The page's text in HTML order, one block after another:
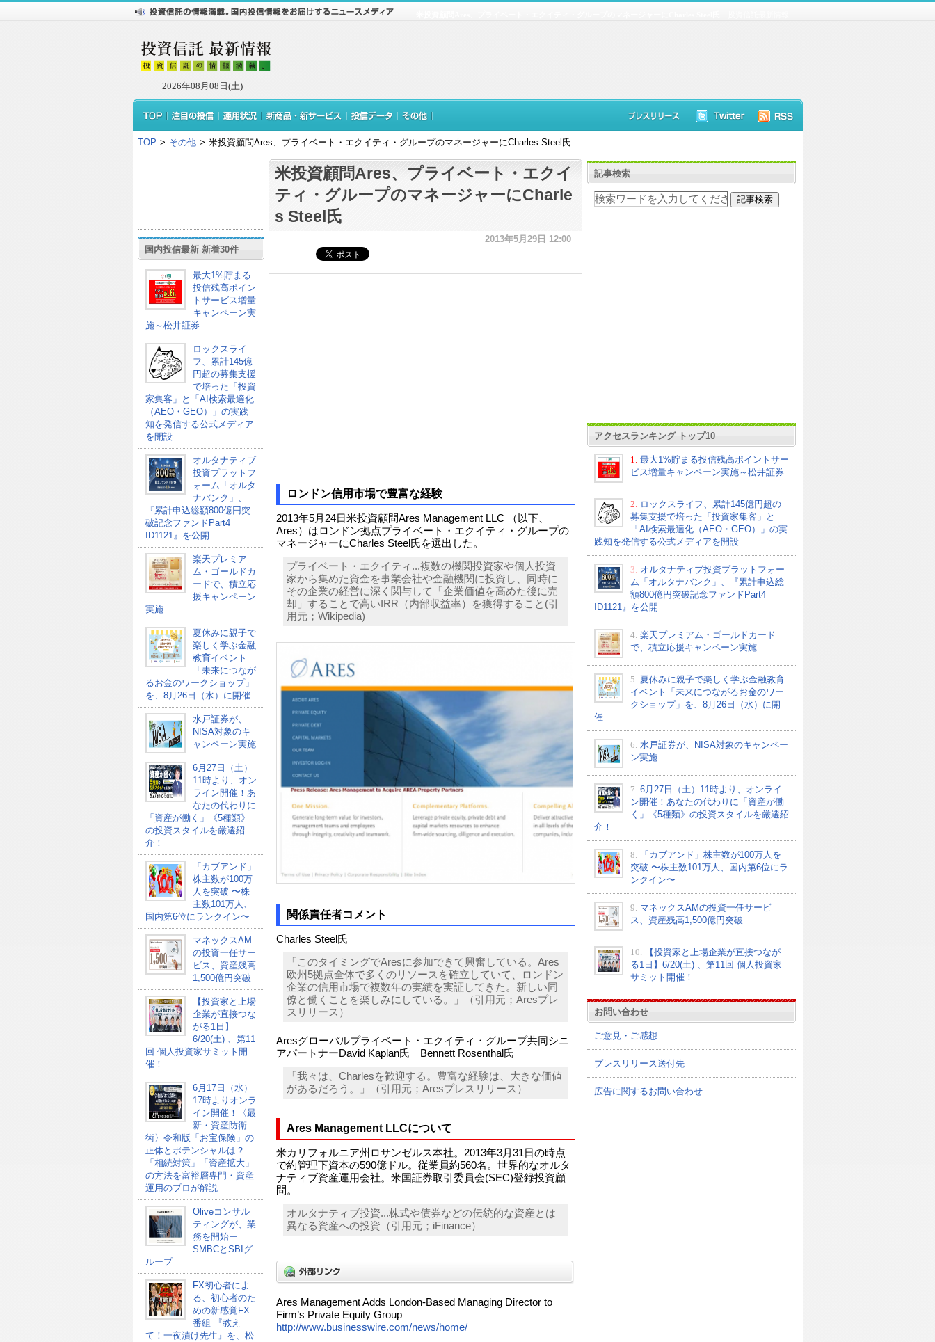
2026年08月08日(土)
TOP > その他 > 米投資顧問Ares、プライベート・エクイティ・グループのマネージャーにCharles Steel氏
国内投信最新 新着30件
最大1%貯まる
投信残高ポイン
トサービス増量
キャンペーン実
施～松井証券
ロックスライ
フ、累計145億
円超の募集支援
で培った「投資
家集客」と「AI検索最適化
（AEO・GEO）」の実践
知を発信する公式メディア
を開設
オルタナティブ
投資プラットフ
ォーム「オルタ
ナバンク」、
『累計申込総額800億円突
破記念ファンドPart4
ID1121』を公開
楽天プレミア
ム・ゴールドカ
ードで、積立応
援キャンペーン
実施
夏休みに親子で
楽しく学ぶ金融
教育イベント
「未来につなが
るお金のワークショップ」
を、8月26日（水）に開催
水戸証券が、
NISA対象のキ
ャンペーン実施
6月27日（土）
11時より、オン
ライン開催！あ
なたの代わりに
「資産が働く」《5種類》
の投資スタイルを厳選紹
介！
「カブアンド」
株主数が100万
人を突破 〜株
主数101万人、
国内第6位にランクイン〜
マネックスAM
の投資一任サー
ビス、資産残高
1,500億円突破
【投資家と上場
企業が直接つな
がる1日】
6/20(土) 、第11
回 個人投資家サミット開
催！
6月17日（水）
17時よりオンラ
イン開催！〈最
新・資産防衛
術〉令和版「お宝保険」の
正体とポテンシャルは？
「相続対策」「資産拡大」
の方法を富裕層専門・資産
運用のプロが解説
Oliveコンサル
ティングが、業
務を開始ー
SMBCとSBIグ
ループ
FX初心者によ
る、初心者のた
めの新感覚FX
番組 『教え
て！一夜漬け先生』を、松
米投資顧問Ares、プライベート・エクイ
ティ・グループのマネージャーにCharle
s Steel氏
2013年5月29日 12:00
ロンドン信用市場で豊富な経験
2013年5月24日米投資顧問Ares Management LLC （以下、
Ares）はロンドン拠点プライベート・エクイティ・グループの
マネージャーにCharles Steel氏を選出した。
プライベート・エクイティ...複数の機関投資家や個人投資
家から集めた資金を事業会社や金融機関に投資し、同時に
その企業の経営に深く関与して「企業価値を高めた後に売
却」することで高いIRR（内部収益率）を獲得すること(引
用元；Wikipedia)
関係責任者コメント
Charles Steel氏
「このタイミングでAresに参加できて興奮している。Ares
欧州5拠点全体で多くのリソースを確立していて、ロンドン
企業の信用市場で複数年の実績を実証してきた。新しい同
僚と働くことを楽しみにしている。」（引用元；Aresプレ
スリリース）
Aresグローバルプライベート・エクイティ・グループ共同シニ
アパートナーDavid Kaplan氏 Bennett Rosenthal氏
「我々は、Charlesを歓迎する。豊富な経験は、大きな価値
があるだろう。」（引用元；Aresプレスリリース）
Ares Management LLCについて
米カリフォルニア州ロサンゼルス本社。2013年3月31日の時点
で約管理下資本の590億ドル。従業員約560名。世界的なオルタ
ナティブ資産運用会社。米国証券取引委員会(SEC)登録投資顧
問。
オルタナティブ投資...株式や債券などの伝統的な資産とは
異なる資産への投資（引用元；iFinance）
Ares Management Adds London-Based Managing Director to
Firm’s Private Equity Group
http://www.businesswire.com/news/home/
記事検索
アクセスランキング トップ10
1.
最大1%貯まる投信残高ポイントサー
ビス増量キャンペーン実施～松井証券
2.
ロックスライフ、累計145億円超の
募集支援で培った「投資家集客」と
「AI検索最適化（AEO・GEO）」の実
践知を発信する公式メディアを開設
3. オルタナティブ投資プラットフォー
ム「オルタナバンク」、『累計申込総
額800億円突破記念ファンドPart4
ID1121』を公開
4. 楽天プレミアム・ゴールドカード
で、積立応援キャンペーン実施
5. 夏休みに親子で楽しく学ぶ金融教育
イベント「未来につながるお金のワー
クショップ」を、8月26日（水）に開
催
6. 水戸証券が、NISA対象のキャンペー
ン実施
7. 6月27日（土）11時より、オンライ
ン開催！あなたの代わりに「資産が働
く」《5種類》の投資スタイルを厳選紹
介！
8.
「カブアンド」株主数が100万人を
突破 〜株主数101万人、国内第6位にラ
ンクイン〜
9. マネックスAMの投資一任サービ
ス、資産残高1,500億円突破
10.
【投資家と上場企業が直接つなが
る1日】6/20(土) 、第11回 個人投資家
サミット開催！
お問い合わせ
ご意見・ご感想
プレスリリース送付先
広告に関するお問い合わせ